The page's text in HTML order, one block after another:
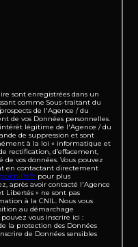
sont enregistrées dans un
comme Sous-traitant du
de l'Agence / du
de vos Données personnelles.
légitime de l'Agence / du
de suppression et sont
à la loi « informatique et
rectification, d’effacement,
vos données. Vous pouvez
en contactant directement
cnil.fr/fr pour plus
après avoir contacté l'Agence
Libertés » ne sont pas
à la CNIL. Nous vous
au démarchage
vous inscrire ici :
la protection des Données
de Données sensibles